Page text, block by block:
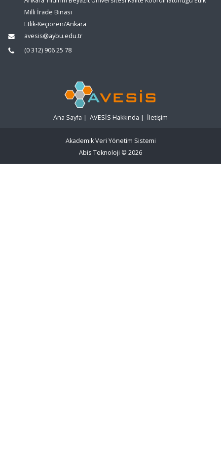
Milli İrade Binası
Etlik-Keçiören/Ankara
avesis@aybu.edu.tr
(0 312) 906 25 78
Ana Sayfa | AVESİS Hakkında | İletişim
Akademik Veri Yönetim Sistemi
Abis Teknoloji © 2026